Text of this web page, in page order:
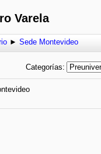
Varela
► Sede Montevideo
Categorías: